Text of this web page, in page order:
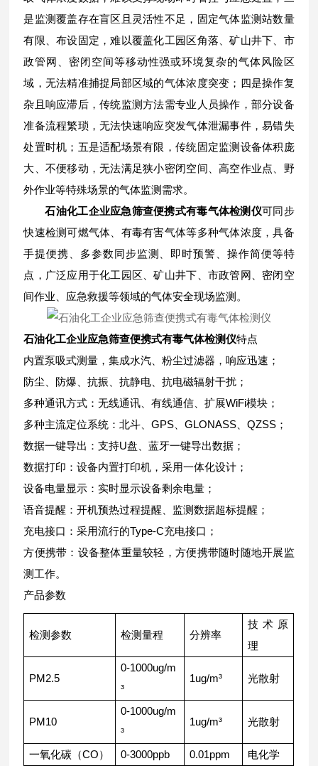
是监测覆盖存在盲区且灵活性不足，固定气体监测站数量
有限、布设固定，难以覆盖化工园区角落、矿山井下、市
政管网、密闭空间等移动性强或环境复杂的气体风险区
域，无法精准捕捉局部区域的气体浓度突变；四是操作复
杂且响应滞后，传统监测方法需专业人员操作，部分设备
准备流程繁琐，无法快速响应突发气体泄漏事件，易错失
处置时机；五是适配场景有限，传统固定监测设备体积庞
大、不便移动，无法满足狭小密闭空间、高空作业点、野
外作业等特殊场景的气体监测需求。
石油化工企业应急筛查便携式有毒气体检测仪可同步
快速检测可燃气体、有毒有害气体等多种气体浓度，具备
手提便携、多参数同步监测、即时预警、操作简便等特
点，广泛应用于化工园区、矿山井下、市政管网、密闭空
间作业、应急救援等领域的气体安全现场监测。
石油化工企业应急筛查便携式有毒气体检测仪特点
内置泵吸式测量，集成水汽、粉尘过滤器，响应迅速；
防尘、防爆、抗振、抗静电、抗电磁辐射干扰；
多种通讯方式：无线通讯、有线通信、扩展WiFi模块；
多种主流定位系统：北斗、GPS、GLONASS、QZSS；
数据一键导出：支持U盘、蓝牙一键导出数据；
数据打印：设备内置打印机，采用一体化设计；
设备电量显示：实时显示设备剩余电量；
语音提醒：开机预热过程提醒、监测数据超标提醒；
充电接口：采用流行的Type-C充电接口；
方便携带：设备整体重量较轻，方便携带随时随地开展监
测工作。
产品参数
检测参数 检测量程 分辨率
技术原
理
PM2.5
0-1000ug/m
³
1ug/m³ 光散射
PM10
0-1000ug/m
³
1ug/m³ 光散射
一氧化碳（CO） 0-3000ppb 0.01ppm
电化学